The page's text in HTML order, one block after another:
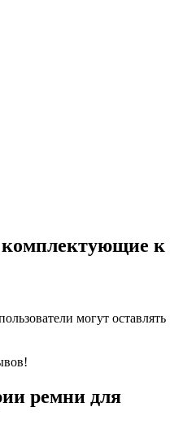
комплектующие к
могут оставлять
ремни для